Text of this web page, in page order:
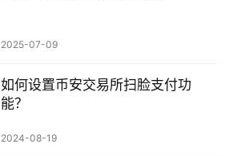
2025-07-09
如何设置币安交易所扫脸支付功
能？
2024-08-19